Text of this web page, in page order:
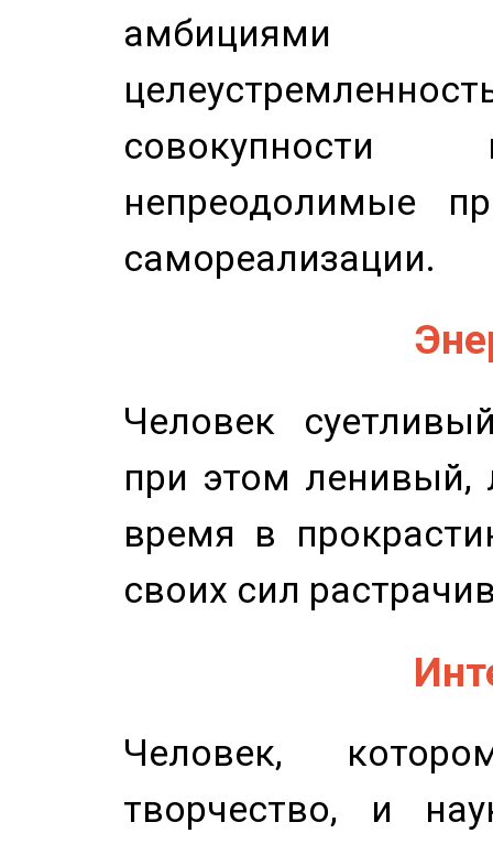
непреодолимые
самореализации.
Человек
при этом
время в
своих сил
Человек,
творчество, и